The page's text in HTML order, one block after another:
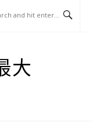
大